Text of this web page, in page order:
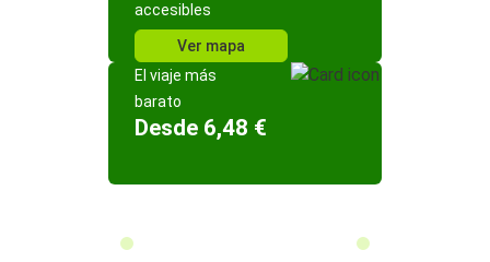
accesibles
Ver mapa
El viaje más
barato
Desde 6,48 €